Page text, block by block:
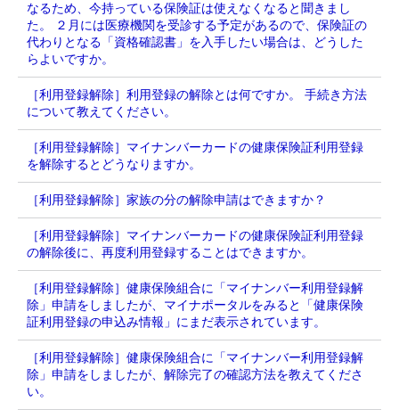
なるため、今持っている保険証は使えなくなると聞きまし
た。 ２月には医療機関を受診する予定があるので、保険証の
代わりとなる「資格確認書」を入手したい場合は、どうした
らよいですか。
［利用登録解除］利用登録の解除とは何ですか。 手続き方法
について教えてください。
［利用登録解除］マイナンバーカードの健康保険証利用登録
を解除するとどうなりますか。
［利用登録解除］家族の分の解除申請はできますか？
［利用登録解除］マイナンバーカードの健康保険証利用登録
の解除後に、再度利用登録することはできますか。
［利用登録解除］健康保険組合に「マイナンバー利用登録解
除」申請をしましたが、マイナポータルをみると「健康保険
証利用登録の申込み情報」にまだ表示されています。
［利用登録解除］健康保険組合に「マイナンバー利用登録解
除」申請をしましたが、解除完了の確認方法を教えてくださ
い。